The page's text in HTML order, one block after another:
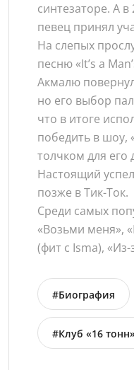
синтезаторе. А
певец принял
На слепых
песню «It’s a
Акмалю
но его выбор
что в итоге
победить в шоу,
толчком для
Настоящий
позже в Тик-Ток.
Среди самых
«Возьми меня»,
(фит с Isma), «Из-
#Биография
#Клуб «16 тонн»